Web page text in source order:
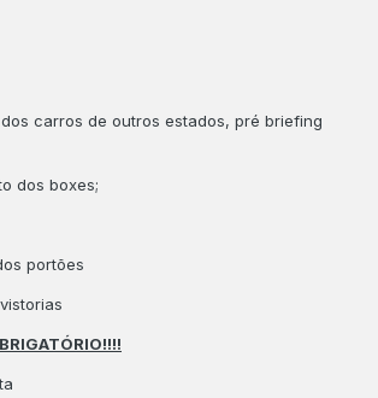
carros de outros estados, pré briefing
dos boxes;
portões